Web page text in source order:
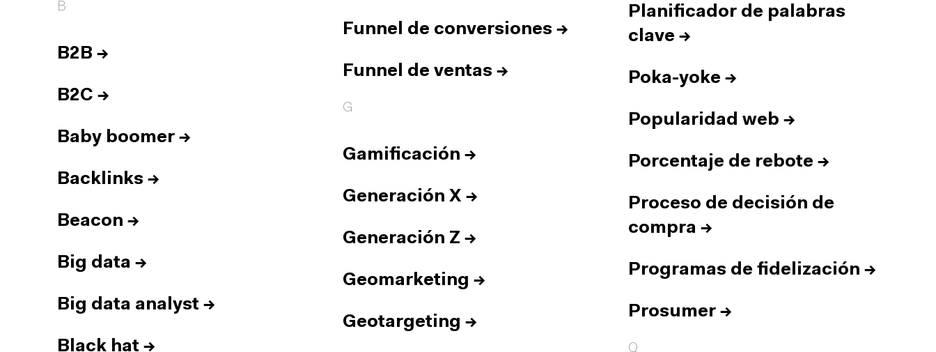
B
B2B →
B2C →
Baby boomer →
Backlinks →
Beacon →
Big data →
Big data analyst →
Black hat →
Funnel de conversiones →
Funnel de ventas →
G
Gamificación →
Generación X →
Generación Z →
Geomarketing →
Geotargeting →
Planificador de palabras
clave →
Poka-yoke →
Popularidad web →
Porcentaje de rebote →
Proceso de decisión de
compra →
Programas de fidelización →
Prosumer →
Q